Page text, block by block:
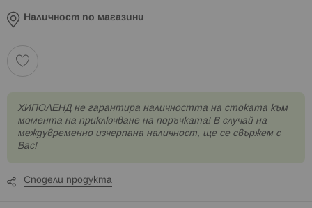
Наличност по магазини
XИПОЛЕНД не гарантира наличността на стоката към
момента на приключване на поръчката! В случай на
междувременно изчерпана наличност, ще се свържем с
Вас!
Сподели продукта